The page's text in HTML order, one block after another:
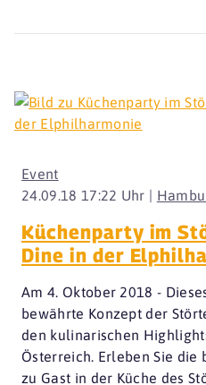
24.09.18 17:22 Uhr |
Event
Küchenparty im
Dine in der
Am 4. Oktober 2018 -
bewährte Konzept der
den kulinarischen
Österreich. Erleben Sie die
zu Gast in der Küche des